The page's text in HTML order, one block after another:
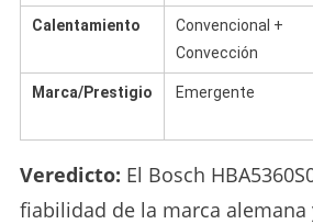
Calentamiento
Convencional +
Convección
Marca/Prestigio Emergente
Veredicto: El Bosch
fiabilidad de la marca alemana